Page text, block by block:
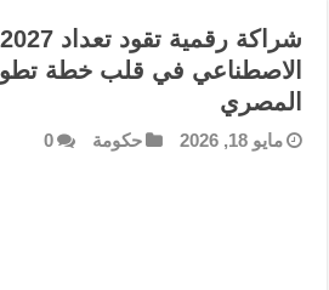
الاصطناعي في قلب خطة
المصري
مايو 18, 2026 حكومة 0